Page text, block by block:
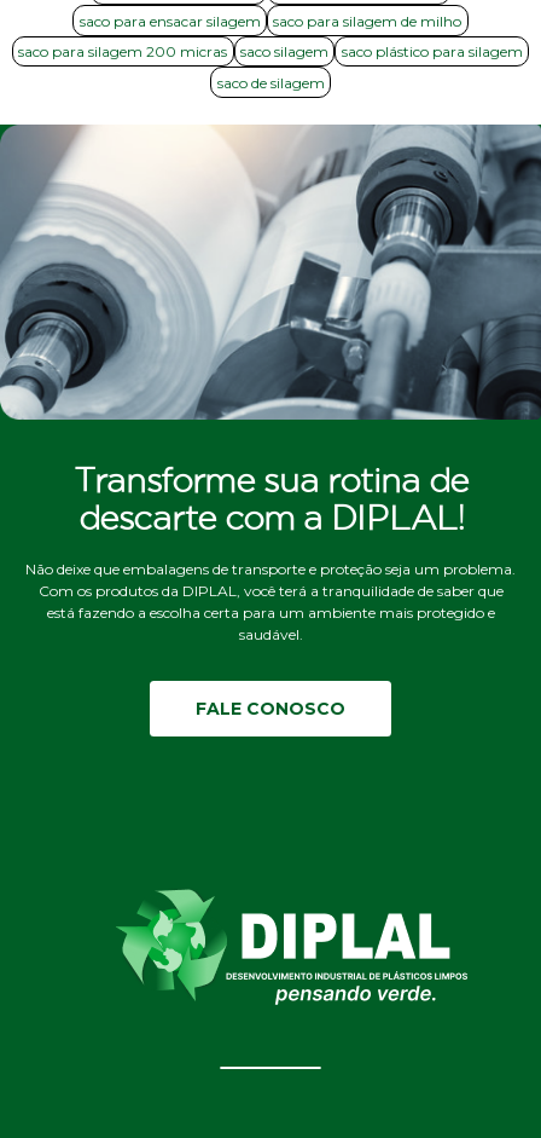
saco para ensacar silagem
saco para silagem de milho
saco para silagem 200 micras
saco silagem
saco plástico para silagem
saco de silagem
Transforme sua rotina de
descarte com a DIPLAL!
Não deixe que embalagens de transporte e proteção seja um problema.
Com os produtos da DIPLAL, você terá a tranquilidade de saber que
está fazendo a escolha certa para um ambiente mais protegido e
saudável.
FALE CONOSCO